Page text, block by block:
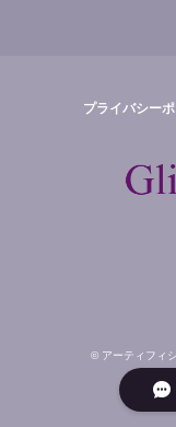
プライバシー
© アーティフィ